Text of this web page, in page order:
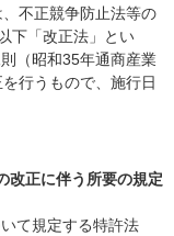
不正競争防止法等の
下「改正法」とい
（昭和35年通商産業
行うもので、施行日
改正に伴う所要の規定
て規定する特許法